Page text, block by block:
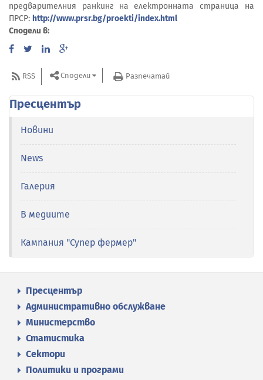
предварителния ранкинг на електронната страница на
ПРСР: http://www.prsr.bg/proekti/index.html
Сподели в:
RSS Сподели Разпечатай
Пресцентър
Новини
News
Галерия
В медиите
Кампания "Супер фермер"
Пресцентър
Административно обслужване
Министерство
Статистика
Сектори
Политики и програми